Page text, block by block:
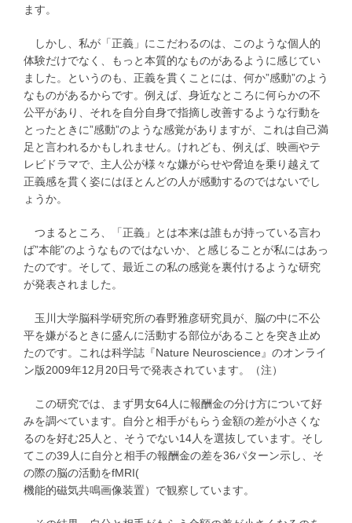
ます。
しかし、私が「正義」にこだわるのは、このような個人的
体験だけでなく、もっと本質的なものがあるように感じてい
ました。というのも、正義を貫くことには、何か”感動”のよう
なものがあるからです。例えば、身近なところに何らかの不
公平があり、それを自分自身で指摘し改善するような行動を
とったときに”感動”のような感覚がありますが、これは自己満
足と言われるかもしれません。けれども、例えば、映画やテ
レビドラマで、主人公が様々な嫌がらせや脅迫を乗り越えて
正義感を貫く姿にはほとんどの人が感動するのではないでし
ょうか。
つまるところ、「正義」とは本来は誰もが持っている言わ
ば”本能”のようなものではないか、と感じることが私にはあっ
たのです。そして、最近この私の感覚を裏付けるような研究
が発表されました。
玉川大学脳科学研究所の春野雅彦研究員が、脳の中に不公
平を嫌がるときに盛んに活動する部位があることを突き止め
たのです。これは科学誌『Nature Neuroscience』のオンライ
ン版2009年12月20日号で発表されています。（注）
この研究では、まず男女64人に報酬金の分け方について好
みを調べています。自分と相手がもらう金額の差が小さくな
るのを好む25人と、そうでない14人を選抜しています。そし
てこの39人に自分と相手の報酬金の差を36パターン示し、そ
の際の脳の活動をfMRI(
機能的磁気共鳴画像装置）で観察しています。